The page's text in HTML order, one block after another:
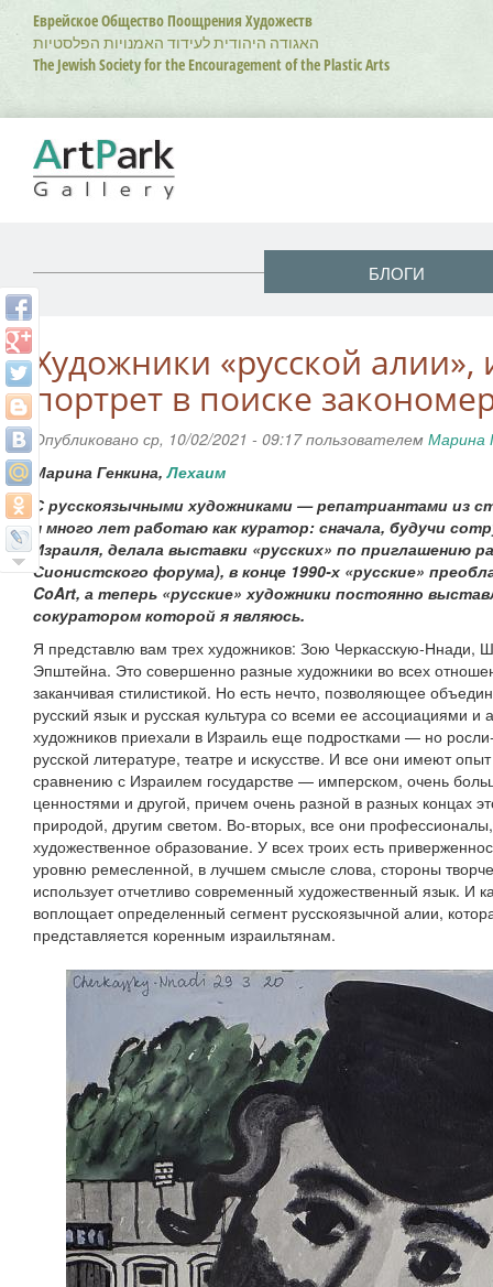
Перейти
основному
содержанию
Еврейское Общество Поощрения Художеств
האגודה היהודית לעידוד האמנויות הפלסטיות
The Jewish Society for the Encouragement of the Plastic Arts
БЛОГИ
Художники «русской
портрет в поиске
Опубликовано ср, 10/02/2021 - 09:17 пользователем Марина
Марина Генкина,Лехаим
С русскоязычными художниками — репатриантами из
я много лет работаю как куратор: сначала, будучи
Израиля, делала выставки «русских» по приглашению
Сионистского форума), в конце 1990‑х «русские»
CoArt, а теперь «русские» художники постоянно
сокуратором которой я являюсь.
Я представлю вам трех художников: Зою
Эпштейна. Это совершенно разные художники во всех
заканчивая стилистикой. Но есть нечто, позволяющее
русский язык и русская культура со всеми ее ассоциациями
художников приехали в Израиль еще подростками — но
русской литературе, театре и искусстве. И все они имеют
сравнению с Израилем государстве — имперском, очень
ценностями и другой, причем очень разной в разных концах
природой, другим светом. Во‑вторых, все они
художественное образование. У всех троих есть
уровню ремесленной, в лучшем смысле слова, стороны
использует отчетливо современный художественный язык. И
воплощает определенный сегмент русскоязычной алии,
представляется коренным израильтянам.